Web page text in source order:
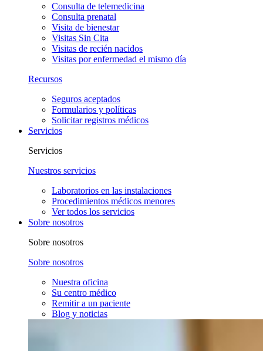
Consulta de telemedicina
Consulta prenatal
Visita de bienestar
Visitas Sin Cita
Visitas de recién nacidos
Visitas por enfermedad el mismo día
Recursos
Seguros aceptados
Formularios y políticas
Solicitar registros médicos
Servicios
Servicios
Nuestros servicios
Laboratorios en las instalaciones
Procedimientos médicos menores
Ver todos los servicios
Sobre nosotros
Sobre nosotros
Sobre nosotros
Nuestra oficina
Su centro médico
Remitir a un paciente
Blog y noticias